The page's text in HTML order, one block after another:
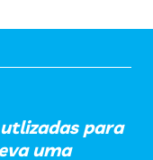
para
uma